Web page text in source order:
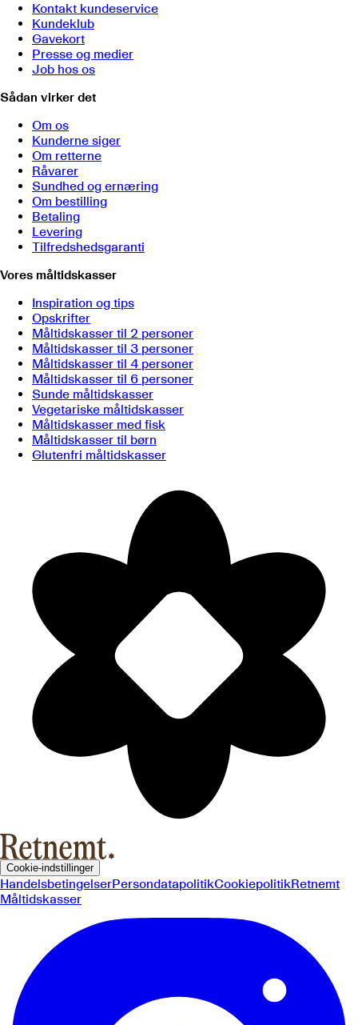
Kontakt kundeservice
Kundeklub
Gavekort
Presse og medier
Job hos os
Sådan virker det
Om os
Kunderne siger
Om retterne
Råvarer
Sundhed og ernæring
Om bestilling
Betaling
Levering
Tilfredshedsgaranti
Vores måltidskasser
Inspiration og tips
Opskrifter
Måltidskasser til 2 personer
Måltidskasser til 3 personer
Måltidskasser til 4 personer
Måltidskasser til 6 personer
Sunde måltidskasser
Vegetariske måltidskasser
Måltidskasser med fisk
Måltidskasser til børn
Glutenfri måltidskasser
Cookie-indstillinger
HandelsbetingelserPersondatapolitikCookiepolitikRetnemt
Måltidskasser